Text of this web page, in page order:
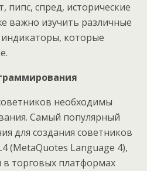
пипс, спред, исторические
важно изучить различные
которые
необходимы
Самый популярный
для создания советников
(MetaQuotes Language 4),
в торговых платформах